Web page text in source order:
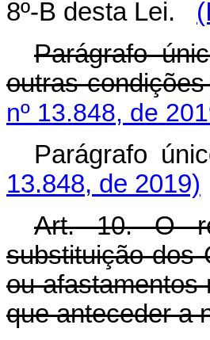
8º-B desta Lei.
Parágrafo
outras
nº 13.848, de
Parágrafo
13.848, de 2019)
Art. 10. O
substituição dos
ou afastamentos
que anteceder a